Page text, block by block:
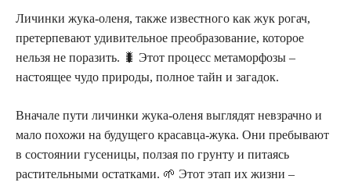
Личинки жука-оленя, также известного как жук рогач,
претерпевают удивительное преобразование, которое
нельзя не поразить. 🐛 Этот процесс метаморфозы –
настоящее чудо природы, полное тайн и загадок.
Вначале пути личинки жука-оленя выглядят невзрачно и
мало похожи на будущего красавца-жука. Они пребывают
в состоянии гусеницы, ползая по грунту и питаясь
растительными остатками. 🌱 Этот этап их жизни –